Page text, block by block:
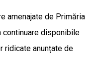
amenajate de Primăria
continuare disponibile
ridicate anunțate de